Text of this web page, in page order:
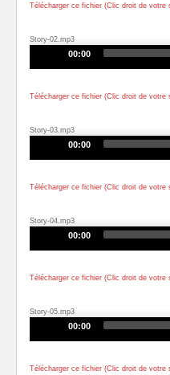
Télécharger ce fichier (Clic droit de votre
Story-02.mp3
00:00
Télécharger ce fichier (Clic droit de votre
Story-03.mp3
00:00
Télécharger ce fichier (Clic droit de votre
Story-04.mp3
00:00
Télécharger ce fichier (Clic droit de votre
Story-05.mp3
00:00
Télécharger ce fichier (Clic droit de votre